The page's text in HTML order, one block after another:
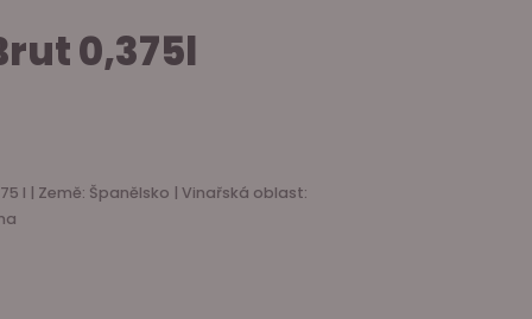
0,375l
l | Země: Španělsko | Vinařská oblast: